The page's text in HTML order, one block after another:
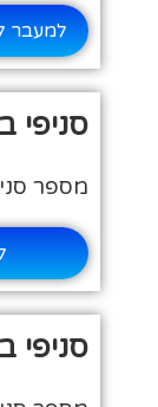
למעבר
סניפי
מספר
סניפי